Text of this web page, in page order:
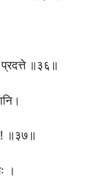
॥३६॥
॥३७॥
।